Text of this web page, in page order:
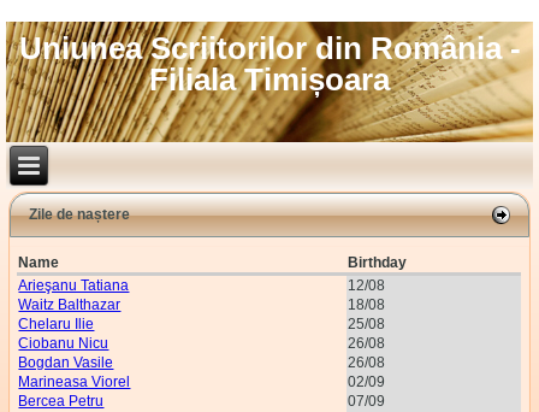
Uniunea Scriitorilor din România -
Filiala Timișoara
Zile de naștere
Name
Birthday
Arieşanu Tatiana
12/08
Waitz Balthazar
18/08
Chelaru Ilie
25/08
Ciobanu Nicu
26/08
Bogdan Vasile
26/08
Marineasa Viorel
02/09
Bercea Petru
07/09